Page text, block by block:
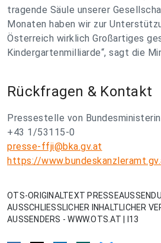
tragende Säule unserer
Monaten haben wir zur
Österreich wirklich Großartiges
Kindergartenmilliarde“, sagt die
Rückfragen & Kontakt
Pressestelle von Bundesministerin
+43 1/53115-0
presse-ffji@bka.gv.at
https://
OTS-ORIGINALTEXT
AUSSCHLIESSLICHER INHALTLICHER
AUSSENDERS - WWW.OTS.AT | I13